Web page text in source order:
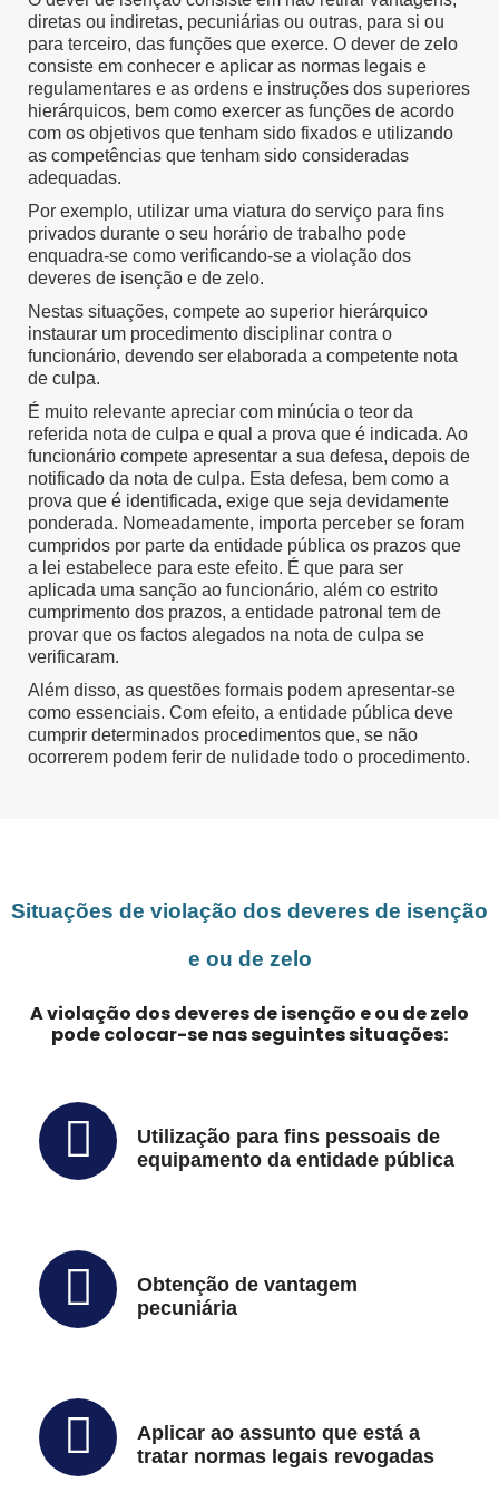
diretas ou indiretas, pecuniárias ou outras, para si ou
para terceiro, das funções que exerce. O dever de zelo
consiste em conhecer e aplicar as normas legais e
regulamentares e as ordens e instruções dos superiores
hierárquicos, bem como exercer as funções de acordo
com os objetivos que tenham sido fixados e utilizando
as competências que tenham sido consideradas
adequadas.
Por exemplo, utilizar uma viatura do serviço para fins
privados durante o seu horário de trabalho pode
enquadra-se como verificando-se a violação dos
deveres de isenção e de zelo.
Nestas situações, compete ao superior hierárquico
instaurar um procedimento disciplinar contra o
funcionário, devendo ser elaborada a competente nota
de culpa.
É muito relevante apreciar com minúcia o teor da
referida nota de culpa e qual a prova que é indicada. Ao
funcionário compete apresentar a sua defesa, depois de
notificado da nota de culpa. Esta defesa, bem como a
prova que é identificada, exige que seja devidamente
ponderada. Nomeadamente, importa perceber se foram
cumpridos por parte da entidade pública os prazos que
a lei estabelece para este efeito. É que para ser
aplicada uma sanção ao funcionário, além co estrito
cumprimento dos prazos, a entidade patronal tem de
provar que os factos alegados na nota de culpa se
verificaram.
Além disso, as questões formais podem apresentar-se
como essenciais. Com efeito, a entidade pública deve
cumprir determinados procedimentos que, se não
ocorrerem podem ferir de nulidade todo o procedimento.
Situações de violação dos deveres de isenção
e ou de zelo
A violação dos deveres de isenção e ou de zelo
pode colocar-se nas seguintes situações:
Utilização para fins pessoais de
equipamento da entidade pública
Obtenção de vantagem
pecuniária
Aplicar ao assunto que está a
tratar normas legais revogadas